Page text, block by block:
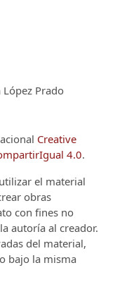
Prado
Creative
4.0.
el material
obras
con fines no
autoría al creador.
del material,
bajo la misma